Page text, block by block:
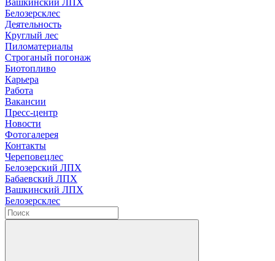
Вашкинский ЛПХ
Белозерсклес
Деятельность
Круглый лес
Пиломатериалы
Строганый погонаж
Биотопливо
Карьера
Работа
Вакансии
Пресс-центр
Новости
Фотогалерея
Контакты
Череповецлес
Белозерский ЛПХ
Бабаевский ЛПХ
Вашкинский ЛПХ
Белозерсклес